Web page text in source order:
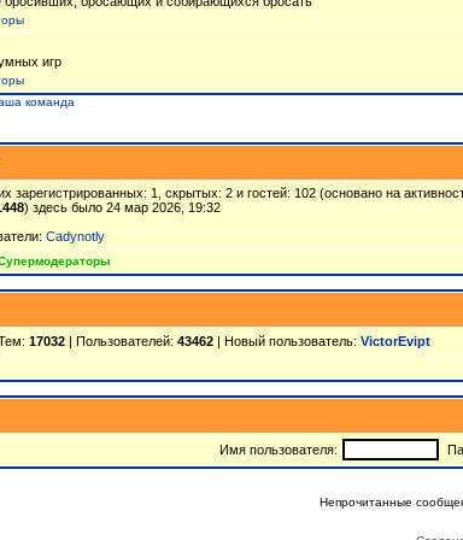
игр
команда
зарегистрированных: 1, скрытых: 2 и гостей: 102 (основано на
) здесь было 24 мар 2026, 19:32
Cadynotly
17032 | Пользователей: 43462 | Новый пользователь: VictorEvipt
Имя пользователя:
Непрочитанные